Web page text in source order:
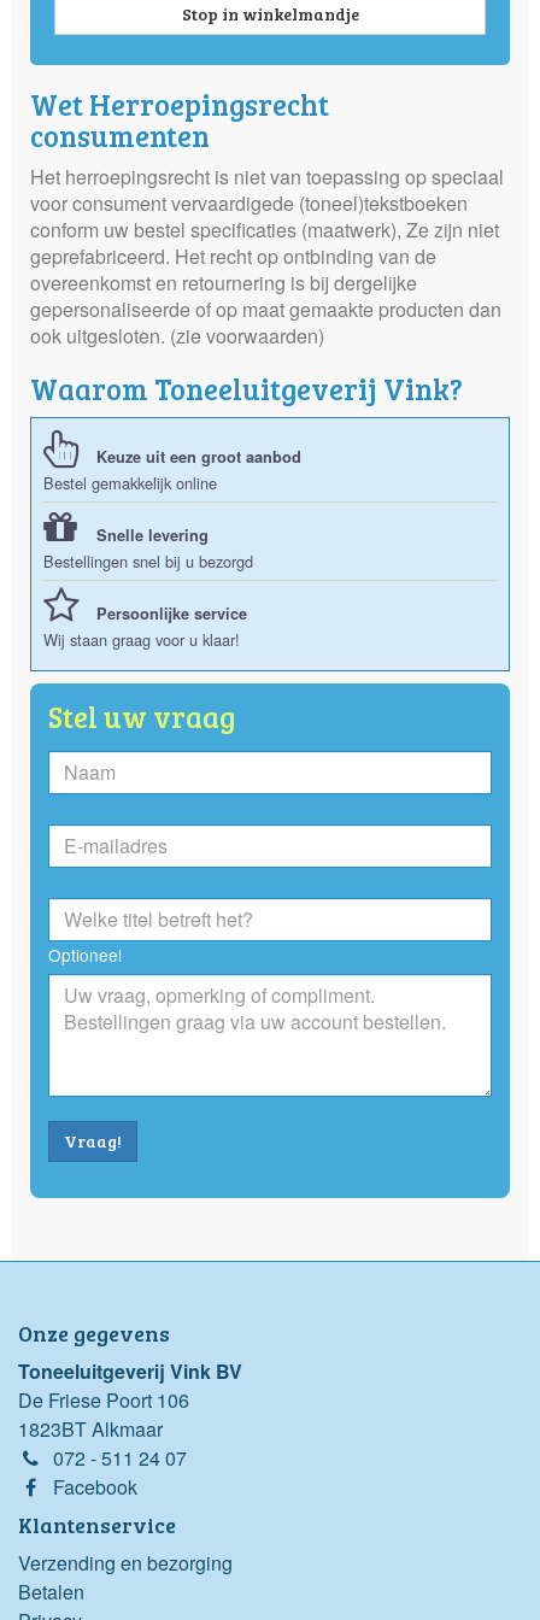
Stop in winkelmandje
Wet Herroepingsrecht
consumenten
Het herroepingsrecht is niet van toepassing op speciaal
voor consument vervaardigede (toneel)tekstboeken
conform uw bestel specificaties (maatwerk), Ze zijn niet
geprefabriceerd. Het recht op ontbinding van de
overeenkomst en retournering is bij dergelijke
gepersonaliseerde of op maat gemaakte producten dan
ook uitgesloten. (zie voorwaarden)
Waarom Toneeluitgeverij Vink?
Keuze uit een groot aanbod
Bestel gemakkelijk online
Snelle levering
Bestellingen snel bij u bezorgd
Persoonlijke service
Wij staan graag voor u klaar!
Stel uw vraag
Optioneel
Vraag!
Onze gegevens
Toneeluitgeverij Vink BV
De Friese Poort 106
1823BT Alkmaar
072 - 511 24 07
Facebook
Klantenservice
Verzending en bezorging
Betalen